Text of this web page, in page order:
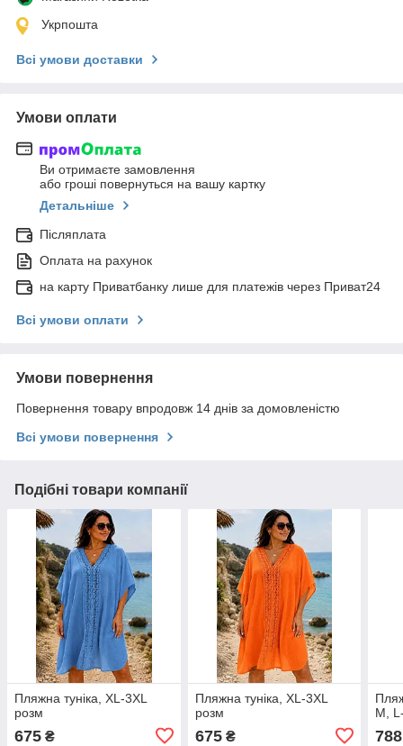
Укрпошта
Всі умови доставки
Умови оплати
Ви отримаєте замовлення
або гроші повернуться на вашу картку
Детальніше
Післяплата
Оплата на рахунок
на карту Приватбанку лише для платежів через Приват24
Всі умови оплати
Умови повернення
Повернення товару впродовж 14 днів за домовленістю
Всі умови повернення
Подібні товари компанії
Пляжна туніка, XL-3XL
розм
675 ₴
Пляжна туніка, XL-3XL
розм
675₴
M,
788